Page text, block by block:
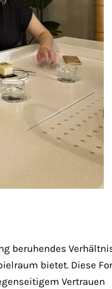
beruhendes
bietet. Diese
Vertrauen